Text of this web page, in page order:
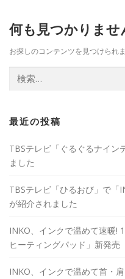
何も見つかりませ
お探しのコンテンツを見つけられ
最近の投稿
TBSテレビ「ぐるぐるナイン
ました
TBSテレビ「ひるおび」で「
が紹介されました
INKO、インクで温めて速暖!
ヒーティングパッド」新発売
INKO、インクで温めて首・